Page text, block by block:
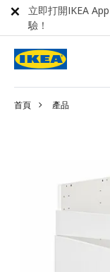
首頁 產品
立即打開IKEA
驗！